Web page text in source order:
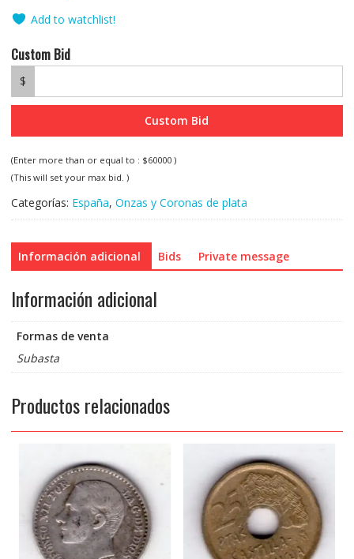
Add to watchlist!
Custom Bid
$
Custom Bid
(Enter more than or equal to : $60000)
(This will set your max bid. )
Categorías: España, Onzas y Coronas de plata
Información adicional Bids Private message
Información adicional
Formas de venta
Subasta
Productos relacionados